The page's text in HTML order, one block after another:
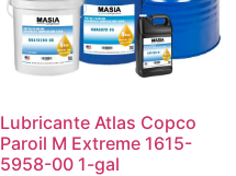
Lubricante Atlas Copco
Paroil M Extreme 1615-
5958-00 1-gal